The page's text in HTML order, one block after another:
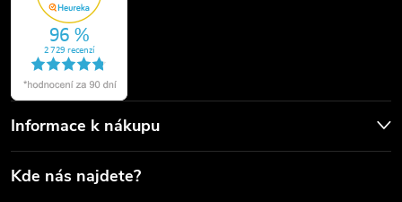
Informace k nákupu
Kde nás najdete?